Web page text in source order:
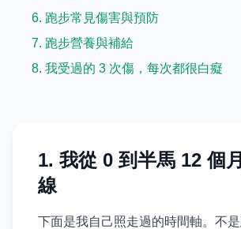
6. 跑步常見傷害與預防
7. 跑步營養與補給
8. 我受過的 3 次傷，每次都很白癡
1. 我從 0 到半馬 12 個
線
下面是我自己照走過的時間軸。不